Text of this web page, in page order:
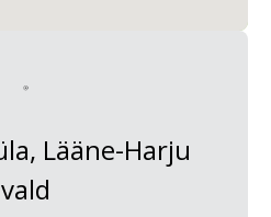
Lääne-Harju
vald